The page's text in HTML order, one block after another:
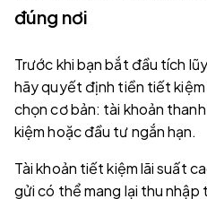
đúng nơi
Trước khi bạn bắt đầu tích
hãy quyết định tiền tiết
chọn cơ bản: tài khoản
kiệm hoặc đầu tư ngắn hạn.
Tài khoản tiết kiệm lãi suất
gửi có thể mang lại thu nhập